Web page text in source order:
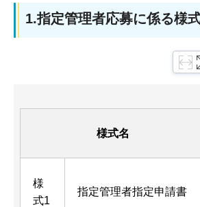
1.指定管理者応募に係る様
様式名
様
式1
指定管理者指定申請書